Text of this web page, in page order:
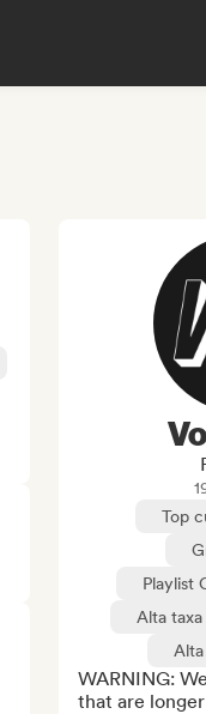
Top
Playlist
Alta
WARNING:
that are